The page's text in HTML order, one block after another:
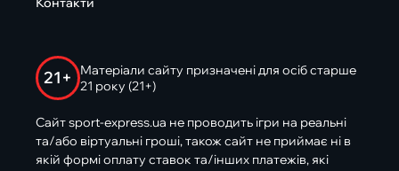
21+
Матеріали сайту призначені для осіб старше
21 року (21+)
Сайт sport-express.ua не проводить ігри на реальні
та/або віртуальні гроші, також сайт не приймає ні в
якій формі оплату ставок та/інших платежів, які